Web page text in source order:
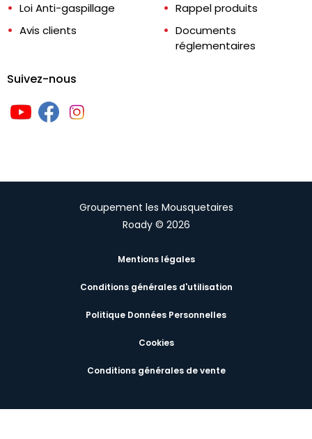
Loi Anti-gaspillage
Avis clients
Rappel produits
Documents
réglementaires
Suivez-nous
Groupement les Mousquetaires
Roady © 2026
Mentions légales
Conditions générales d'utilisation
Politique Données Personnelles
Cookies
Conditions générales de vente